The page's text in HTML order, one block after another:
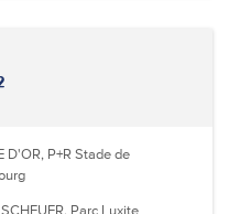
D'OR, P+R Stade de
Parc Luxite